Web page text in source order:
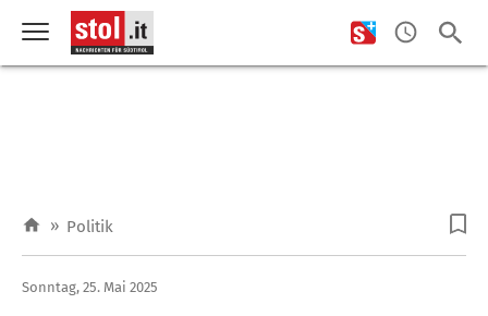
» Politik
Sonntag, 25. Mai 2025